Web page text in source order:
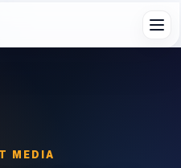
MEDIA